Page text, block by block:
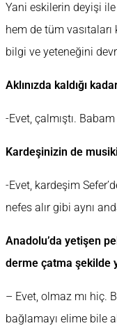
Yani eskilerin deyişi
hem de tüm
bilgi ve yeteneğini
Aklınızda kaldığı
-Evet, çalmıştı.
Kardeşinizin de
-Evet, kardeşim
nefes alır gibi aynı
Anadolu’da yetişen
derme çatma şekilde
– Evet, olmaz mı hiç.
bağlamayı elime bile